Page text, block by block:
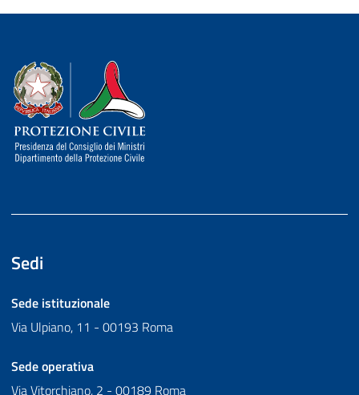
Dipartimento della Protezione Civile
Sedi
Sede istituzionale
Via Ulpiano, 11 - 00193 Roma
Sede operativa
Via Vitorchiano, 2 - 00189 Roma